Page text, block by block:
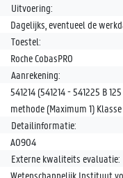
Uitvoering:
Dagelijks, eventueel de
Toestel:
Roche CobasPRO
Aanrekening:
541214 (541214 - 541225 B
methode (Maximum 1)
Detailinformatie:
A0904
Externe kwaliteits evaluatie:
Wetenschappelijk Instituut